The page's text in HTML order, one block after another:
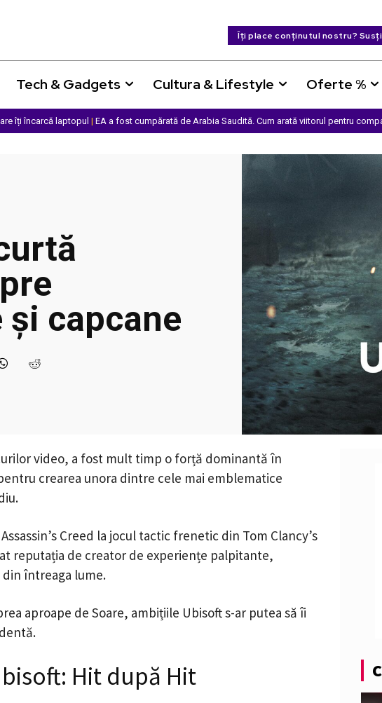
Îți place conținutul nostru?
Tech & Gadgets Cultura & Lifestyle Oferte %
îți încarcă laptopul | EA a fost cumpărată de Arabia Saudită. Cum arată viitorul pentru
capcane
video, a fost mult timp o forță dominantă în
crearea unora dintre cele mai emblematice
Creed la jocul tactic frenetic din Tom Clancy’s
reputația de creator de experiențe palpitante,
întreaga lume.
aproape de Soare, ambițiile Ubisoft s-ar putea să îi
Hit după Hit